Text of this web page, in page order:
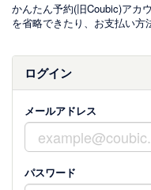
かんたん予約(旧Coubic)アカ
を省略できたり、お支払い方
ログイン
メールアドレス
パスワード